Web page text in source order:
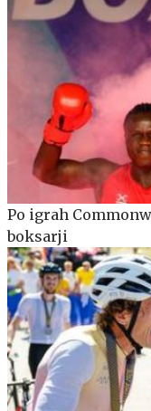
Po igrah
boksarji